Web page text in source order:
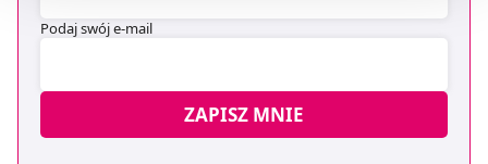
Możesz również kliknąć „
dla funkcjonowania Strony. Będzie się to jednak wiązało
z brakiem dostępu do wszystkich funkcjonalności
Podaj swój e-mail
ZAPISZ MNIE